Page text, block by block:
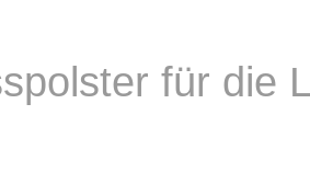
für die